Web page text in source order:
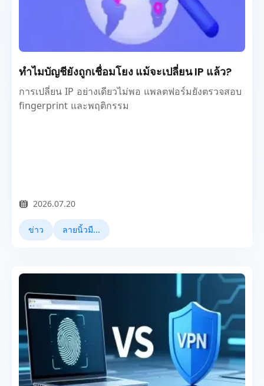
ทำไมบัญชียังถูกเชื่อมโยง แม้จะเปลี่ยน IP แล้ว?
การเปลี่ยน IP อย่างเดียวไม่พอ แพลตฟอร์มยังตรวจสอบ
fingerprint และพฤติกรรม
2026.07.20
ข่าว ลายนิ้วมือเบราว์เซอร์